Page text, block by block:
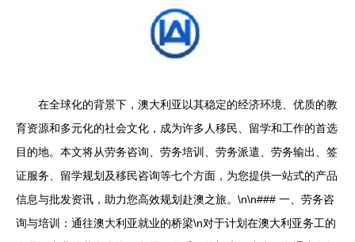
在全球化的背景下，澳大利亚以其稳定的经济环境、优质的教
育资源和多元化的社会文化，成为许多人移民、留学和工作的首选
目的地。本文将从劳务咨询、劳务培训、劳务派遣、劳务输出、签
证服务、留学规划及移民咨询等七个方面，为您提供一站式的产品
信息与批发资讯，助力您高效规划赴澳之旅。\n\n### 一、劳务咨
询与培训：通往澳大利亚就业的桥梁\n对于计划在澳大利亚务工的